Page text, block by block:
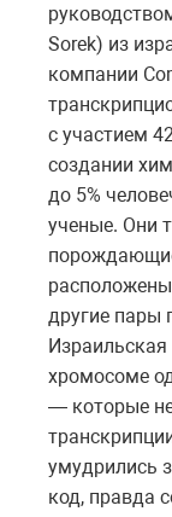
Sorek) из
компании
с участием
создании
до 5%
ученые. Они
другие пары
хромосоме
— которые
умудрились
код, правда